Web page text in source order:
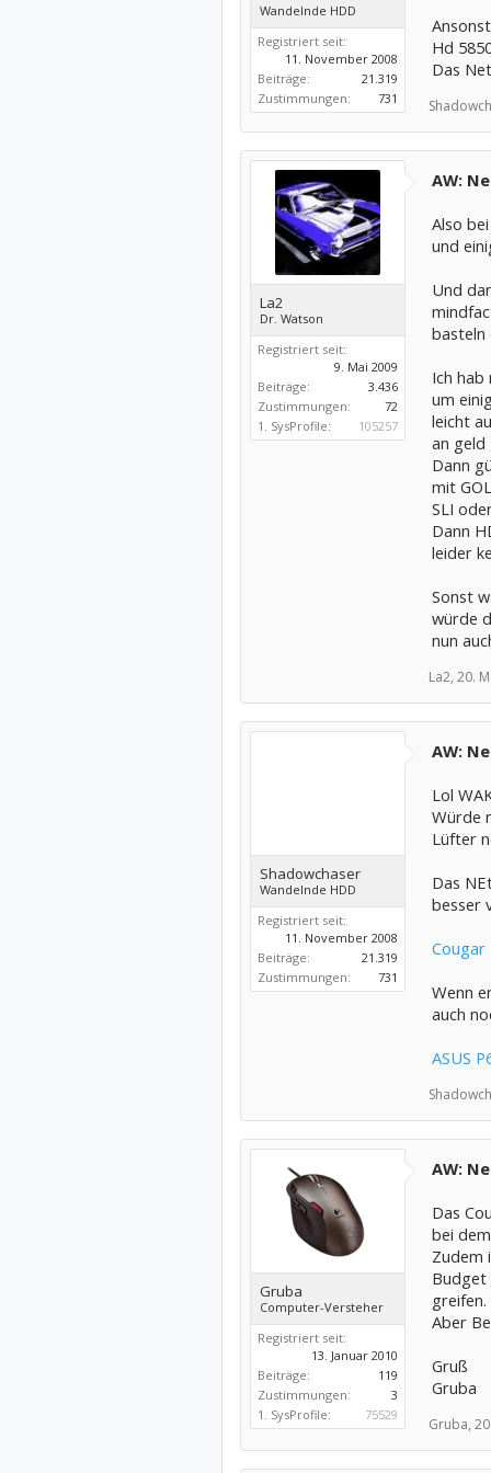
1/3H )
DVD-
Serial
OEM-
von
20,00 €
Wandelnde HDD
Registriert seit:
11. November 2008
Beiträge:
21.319
Zustimmungen:
731
Hd
Das
La2
Dr. Watson
Registriert seit:
9. Mai 2009
Beiträge:
3.436
Zustimmungen:
72
1. SysProfile:
105257
AW:
Also
und
Und
basteln
Ich
um
leicht
an
Dann
mit
SLI
Dann
leider
Sonst
würde
nun
La2, 20.
Shadowchaser
Wandelnde HDD
Registriert seit:
11. November 2008
Beiträge:
21.319
Zustimmungen:
731
AW:
Lol
Würde
Lüfter
Das
besser
Cougar
Wenn
auch
ASUS
Gruba
Computer-Versteher
Registriert seit:
13. Januar 2010
Beiträge:
119
Zustimmungen:
3
1. SysProfile:
75529
AW:
Das
bei
Zudem
Budget
greifen.
Aber
Gruß
Gruba
Gruba,